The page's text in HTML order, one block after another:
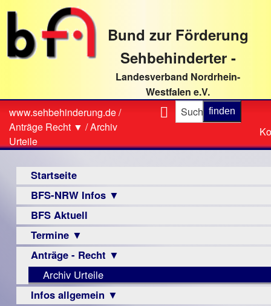
direkt
Textinhalt
Bund zur Förderung
Sehbehinderter -
Landesverband Nordrhein-
Westfalen e.V.
Sie
sind
hier
www.sehbehinderung.de/
Anträge Recht ▼ /Archiv
Urteile
Suche
Startseite
BFS-NRW Infos ▼
Über
uns
Infomaterial
▼
Visus
Zeitschrift
Berichte
▼
BFS Aktuell
Termine ▼
Veranstaltungsprogramme
Anträge - Recht ▼
Archiv Urteile
Infos allgemein ▼